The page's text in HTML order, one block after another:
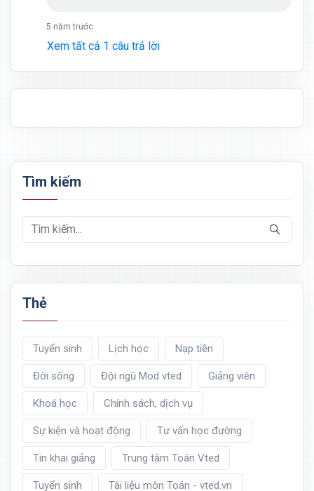
5 năm trước
Xem tất cả 1 câu trả lời
Tìm kiếm
Thẻ
Tuyển sinh Lịch học Nạp tiền
Đời sống Đội ngũ Mod vted Giảng viên
Khoá học Chính sách, dịch vụ
Sự kiện và hoạt động Tư vấn học đường
Tin khai giảng Trung tâm Toán Vted
Tuyển sinh Tài liệu môn Toán - vted.vn